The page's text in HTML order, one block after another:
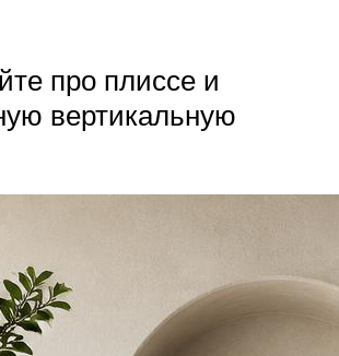
про плиссе и
вертикальную